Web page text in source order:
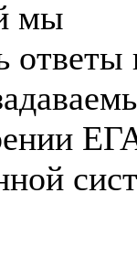
мы
ответы